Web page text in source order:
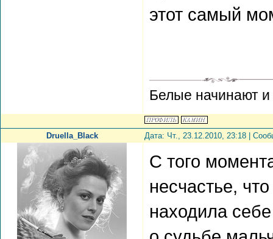
этот самый
Белые начинают
Druella_Black Дата: Чт., 23.12.2010, 23:18 |
С того
несчастье,
находила